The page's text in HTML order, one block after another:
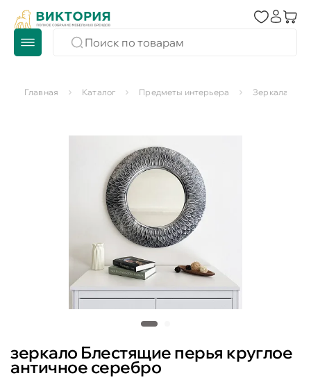
Главная Каталог Предметы интерьера Зеркала
зеркало Блестящие перья круглое
античное серебро